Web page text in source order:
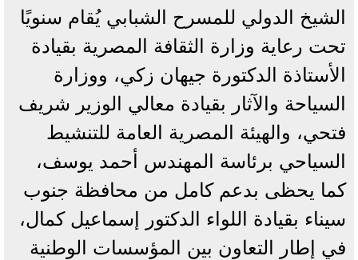
الشيخ الدولي للمسرح الشبابي يُقام سنويًا
تحت رعاية وزارة الثقافة المصرية بقيادة
الأستاذة الدكتورة جيهان زكي، ووزارة
السياحة والآثار بقيادة معالي الوزير شريف
فتحي، والهيئة المصرية العامة للتنشيط
السياحي برئاسة المهندس أحمد يوسف،
كما يحظى بدعم كامل من محافظة جنوب
سيناء بقيادة اللواء الدكتور إسماعيل كمال،
في إطار التعاون بين المؤسسات الوطنية